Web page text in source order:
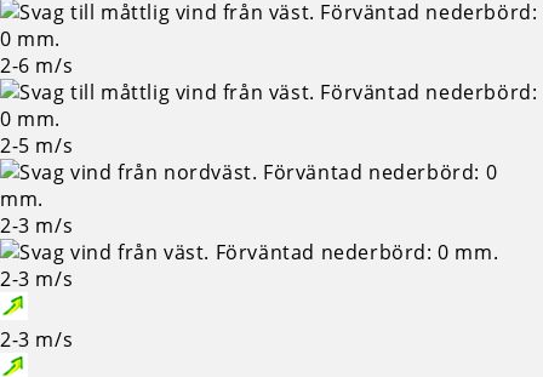
2-6 m/s
2-5 m/s
2-3 m/s
2-3 m/s
2-3 m/s